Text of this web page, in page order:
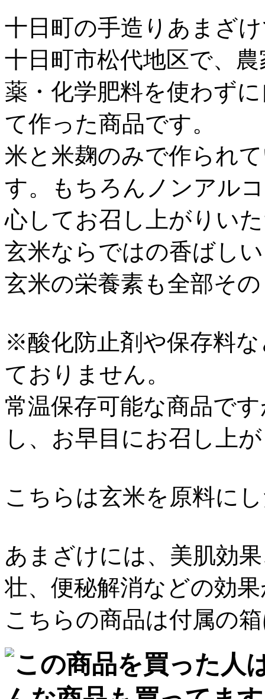
十日町の手造りあまざ
十日町市松代地区で、
薬・化学肥料を使わず
て作った商品です。
米と米麹のみで作られ
す。もちろんノンアル
心してお召し上がりい
玄米ならではの香ばし
玄米の栄養素も全部そ
※酸化防止剤や保存料
ておりません。
常温保存可能な商品で
し、お早目にお召し上
こちらは玄米を原料に
あまざけには、美肌効
壮、便秘解消などの効
こちらの商品は付属の